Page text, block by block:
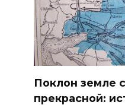
Поклон земле
прекрасной: